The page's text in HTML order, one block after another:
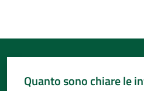
Quanto sono chiare le